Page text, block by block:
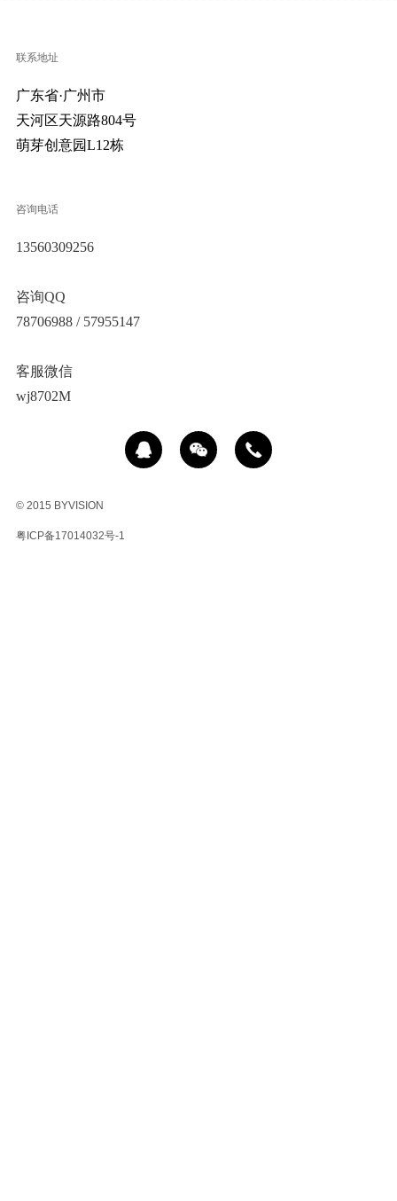
联系地址
广东省·广州市
天河区天源路804号
萌芽创意园L12栋
咨询电话
13560309256
咨询QQ
78706988 / 57955147
客服微信
wj8702M
© 2015 BYVISION
粤ICP备17014032号-1